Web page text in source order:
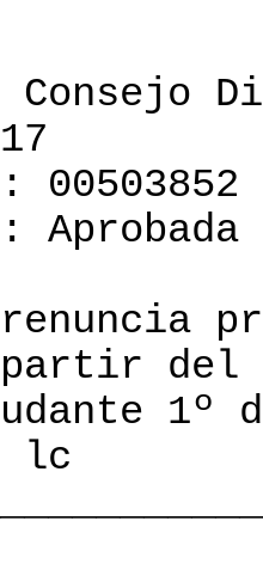
Consejo
00503852
Aprobada
del
lc